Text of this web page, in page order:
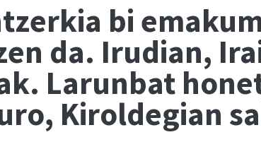
bi
da. Irudian,
Larunbat
Kiroldegian